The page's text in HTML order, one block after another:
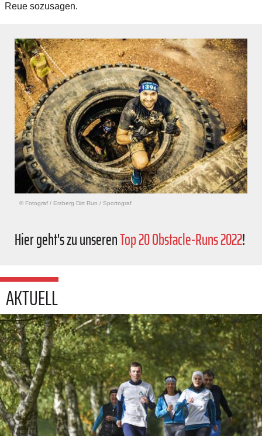
Reue sozusagen.
© Fotograf / Erzberg Dirt Run / Sportograf
Hier geht's zu unserenTop 20 Obstacle-Runs 2022!
AKTUELL